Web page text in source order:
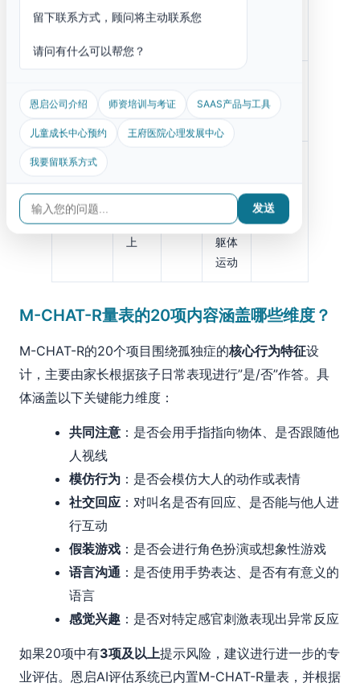
岁
项
2
以
上
项
观察
评估
82%
ABC量
表
以
上
项
交、
躯体
运动
约
75%
M-CHAT-R量表的20项内容涵盖哪些维度？
M-CHAT-R的20个项目围绕孤独症的核心行为特征设
计，主要由家长根据孩子日常表现进行”是/否”作答。具
体涵盖以下关键能力维度：
共同注意 ：是否会用手指指向物体、是否跟随他
人视线
模仿行为 ：是否会模仿大人的动作或表情
社交回应 ：对叫名是否有回应、是否能与他人进
行互动
假装游戏 ：是否会进行角色扮演或想象性游戏
语言沟通 ：是否使用手势表达、是否有有意义的
语言
感觉兴趣 ：是否对特定感官刺激表现出异常反应
如果20项中有3项及以上提示风险，建议进行进一步的专
业评估。恩启AI评估系统已内置M-CHAT-R量表，并根据
留下联系方式，顾问将主动联系您
请问有什么可以帮您？
恩启公司介绍 师资培训与考证 SAAS产品与工具
儿童成长中心预约 王府医院心理发展中心
我要留联系方式
发送